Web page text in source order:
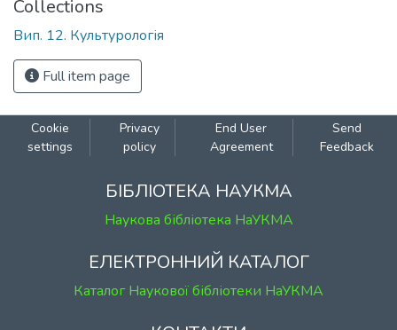
Collections
Вип. 12. Культурологія
Full item page
Cookie
settings
Privacy
policy
End User
Agreement
Send
Feedback
БІБЛІОТЕКА НАУКМА
Наукова бібліотека НаУКМА
ЕЛЕКТРОННИЙ КАТАЛОГ
Каталог Наукової бібліотеки НаУКМА